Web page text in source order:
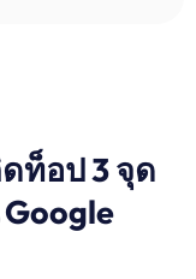
ท็อป 3 จุด